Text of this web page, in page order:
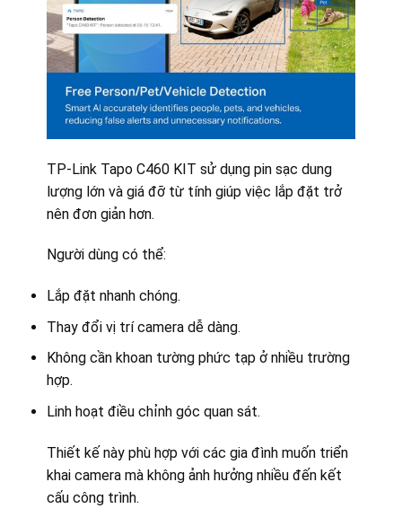
TP-Link Tapo C460 KIT sử dụng pin sạc dung
lượng lớn và giá đỡ từ tính giúp việc lắp đặt trở
nên đơn giản hơn.
Người dùng có thể:
Lắp đặt nhanh chóng.
Thay đổi vị trí camera dễ dàng.
Không cần khoan tường phức tạp ở nhiều trường
hợp.
Linh hoạt điều chỉnh góc quan sát.
Thiết kế này phù hợp với các gia đình muốn triển
khai camera mà không ảnh hưởng nhiều đến kết
cấu công trình.